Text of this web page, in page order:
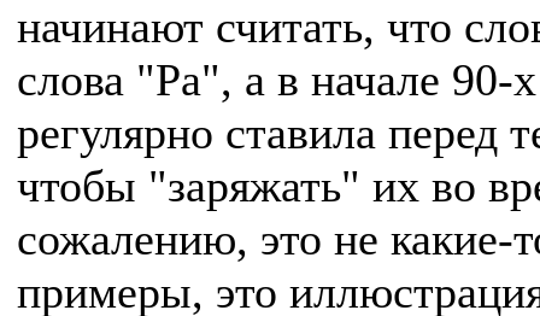
начинают считать, что
слова "Ра", а в начале 90-
регулярно ставила перед
чтобы "заряжать" их во
сожалению, это не какие-
примеры, это